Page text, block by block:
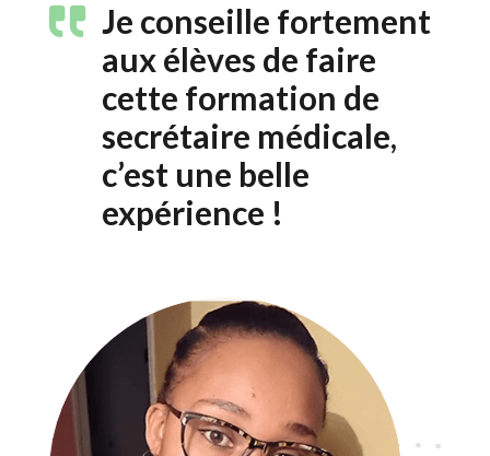
Je conseille fortement
aux élèves de faire
cette formation de
secrétaire médicale,
c’est une belle
expérience !